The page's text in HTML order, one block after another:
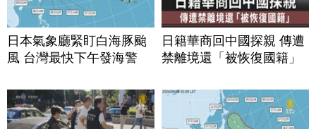
日本氣象廳緊盯白海豚颱
風 台灣最快下午發海警
日籍華商回中國探親 傳遭
禁離境還「被恢復國籍」